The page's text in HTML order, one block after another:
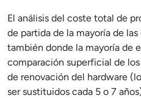
El análisis del coste total de
de partida de la mayoría de
también donde la mayoría de
comparación superficial de
de renovación del hardware
ser sustituidos cada 5 o 7